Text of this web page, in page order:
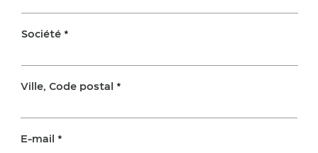
Société
Ville, Code postal
E-mail